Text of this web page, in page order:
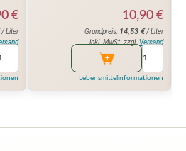
€
/ Liter
10,90 €
Grundpreis: 14,53 €/ Liter
inkl. MwSt. zzgl. Versand
Lebensmittelinformationen